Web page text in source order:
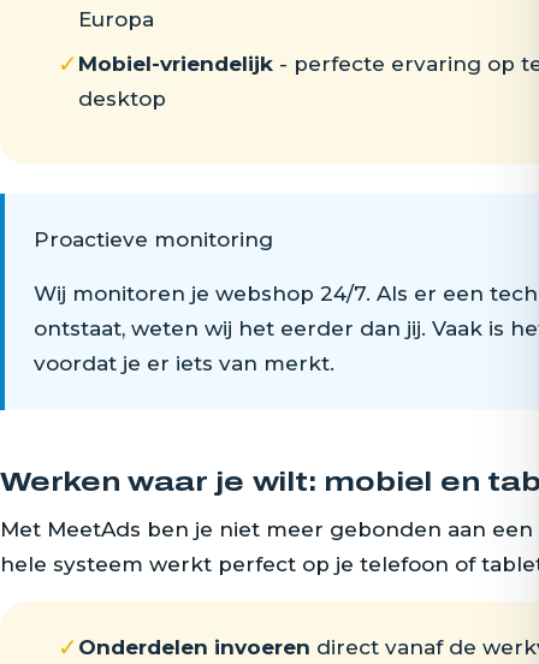
Europa
✓ Mobiel-vriendelijk - perfecte ervaring op
desktop
Proactieve monitoring
Wij monitoren je webshop 24/7. Als er een
ontstaat, weten wij het eerder dan jij. Vaak is
voordat je er iets van merkt.
Werken waar je wilt: mobiel en
Met MeetAds ben je niet meer gebonden aan
hele systeem werkt perfect op je telefoon of
✓ Onderdelen invoeren direct vanaf de